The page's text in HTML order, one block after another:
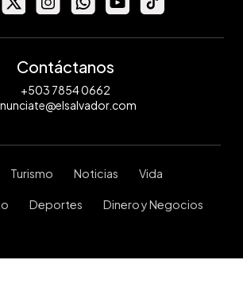
Contáctanos
+503 7854 0662
Turismo Noticias Vida
Deportes Dinero y Negocios